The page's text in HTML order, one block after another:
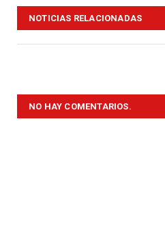
NOTICIAS RELACIONADAS
NO HAY COMENTARIOS.